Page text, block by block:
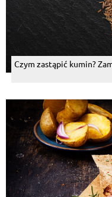
Czym zastąpić kumin?